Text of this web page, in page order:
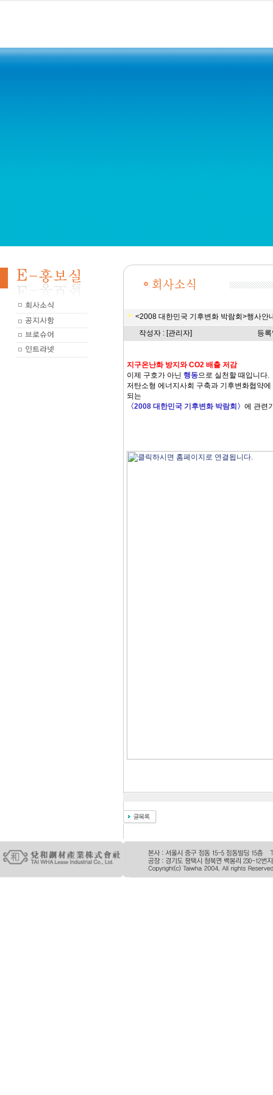
<2008 대한민국 기후변화 박람회>행사안
작성자 : [관리자]
등
지구온난화 방지와 CO2 배출 저감
이제 구호가 아닌 행동으로 실천할 때입니다.
저탄소형 에너지사회 구축과 기후변화협약
되는
〈2008 대한민국 기후변화 박람회〉 에 관련